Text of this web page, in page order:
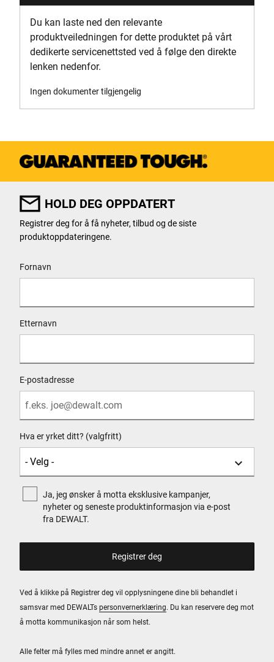
System Connectivity
TOUGHSYSTEM
Du kan laste ned den relevante
produktveiledningen for dette produktet på vårt
dedikerte servicenettsted ved å følge den direkte
lenken nedenfor.
Ingen dokumenter tilgjengelig
HOLD DEG OPPDATERT
Alle felter må fylles med mindre annet er angitt.
Registrer deg for å få nyheter, tilbud og de siste
produktoppdateringene.
Fornavn
Etternavn
E-postadresse
Hva er yrket ditt? (valgfritt)
Ja, jeg ønsker å motta eksklusive kampanjer,
nyheter og seneste produktinformasjon via e-post
fra DEWALT.
Ved å klikke på Registrer deg vil opplysningene dine bli behandlet i
samsvar med DEWALTs personvernerklæring. Du kan reservere deg mot
å motta kommunikasjon når som helst.